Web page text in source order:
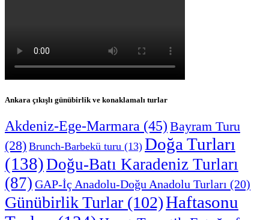
Ankara çıkışlı günübirlik ve konaklamalı turlar
Akdeniz-Ege-Marmara (45) Bayram Turu
(28) Brunch-Barbekü turu (13) Doğa Turları
(138)Doğu-Batı Karadeniz Turları
(87) GAP-İç Anadolu-Doğu Anadolu Turları (20)
Günübirlik Turlar (102)Haftasonu